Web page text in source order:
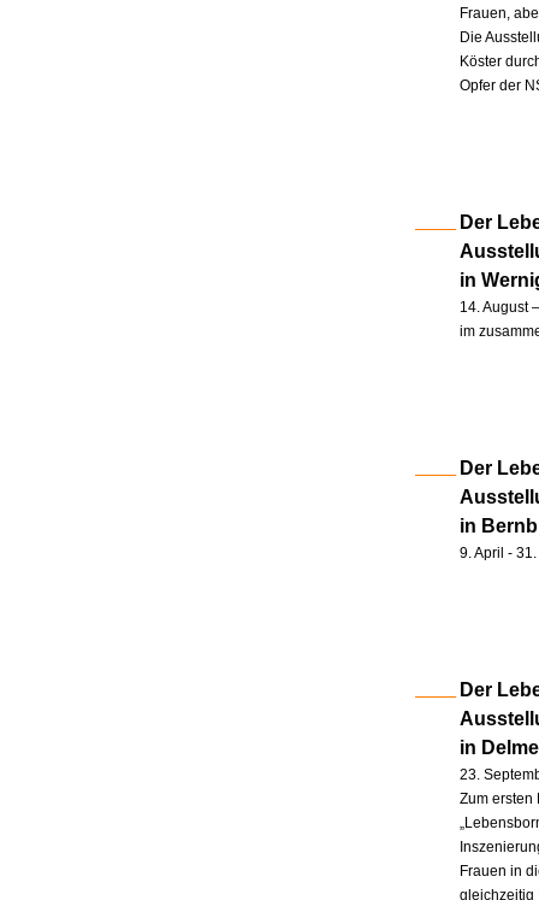
Frauen,
Die
Köster
Opfer der
Der
in
14. August
im
Der
in
9. April -
Der
in
23.
Zum ersten
Frauen in
gleichzeitig